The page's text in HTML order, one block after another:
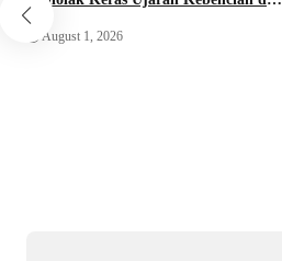
Rasisme
August 1, 2026